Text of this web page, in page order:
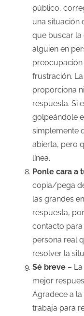
público,
una situación
que buscar
alguien en
frustración.
proporciona
respuesta. Si
golpeándole
simplemente
abierta, pero
línea.
Ponle cara a
copia/pega
las grandes
respuesta,
contacto para
persona real
resolver la
Sé breve– La
mejor
Agradece a
trabaja para